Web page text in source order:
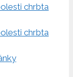
chrbta
chrbta